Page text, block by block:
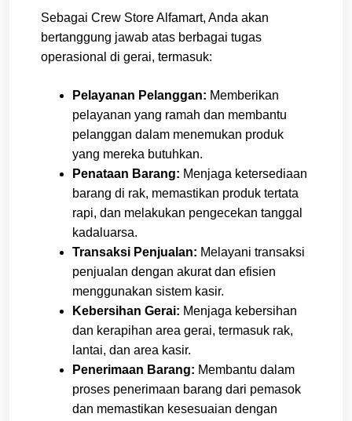
Sebagai Crew Store Alfamart, Anda akan
bertanggung jawab atas berbagai tugas
operasional di gerai, termasuk:
Pelayanan Pelanggan: Memberikan
pelayanan yang ramah dan membantu
pelanggan dalam menemukan produk
yang mereka butuhkan.
Penataan Barang: Menjaga ketersediaan
barang di rak, memastikan produk tertata
rapi, dan melakukan pengecekan tanggal
kadaluarsa.
Transaksi Penjualan: Melayani transaksi
penjualan dengan akurat dan efisien
menggunakan sistem kasir.
Kebersihan Gerai: Menjaga kebersihan
dan kerapihan area gerai, termasuk rak,
lantai, dan area kasir.
Penerimaan Barang: Membantu dalam
proses penerimaan barang dari pemasok
dan memastikan kesesuaian dengan